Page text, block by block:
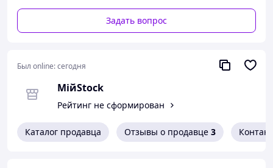
Задать вопрос
Был online:сегодня
МійStock
Рейтинг не сформирован
Каталог продавца Отзывы о продавце 3